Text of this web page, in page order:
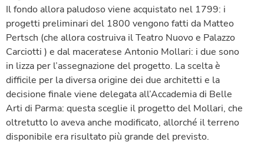
Il fondo allora paludoso viene acquistato nel 1799: i
progetti preliminari del 1800 vengono fatti da Matteo
Pertsch (che allora costruiva il Teatro Nuovo e Palazzo
Carciotti ) e dal maceratese Antonio Mollari: i due sono
in lizza per l’assegnazione del progetto. La scelta è
difficile per la diversa origine dei due architetti e la
decisione finale viene delegata all’Accademia di Belle
Arti di Parma: questa sceglie il progetto del Mollari, che
oltretutto lo aveva anche modificato, allorché il terreno
disponibile era risultato più grande del previsto.